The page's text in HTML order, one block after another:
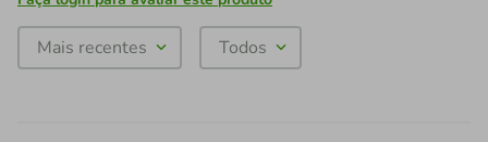
Mais recentes Todos